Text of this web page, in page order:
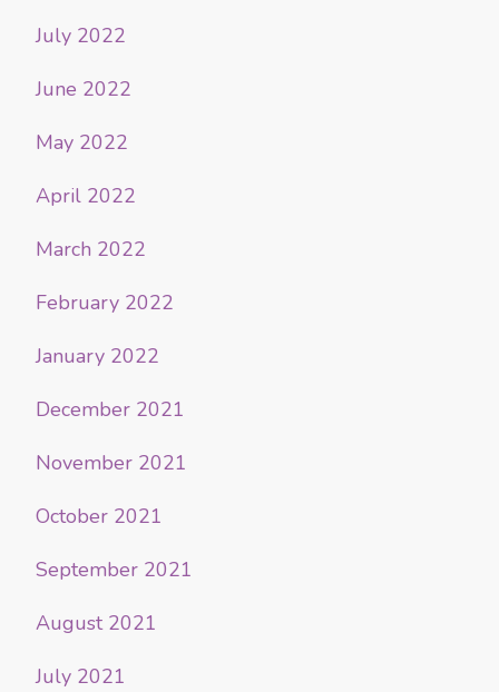
July 2022
June 2022
May 2022
April 2022
March 2022
February 2022
January 2022
December 2021
November 2021
October 2021
September 2021
August 2021
July 2021